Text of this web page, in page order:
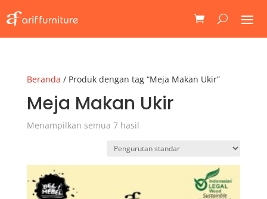
Beranda / Produk dengan tag “Meja Makan Ukir”
Meja Makan Ukir
Menampilkan semua 7 hasil